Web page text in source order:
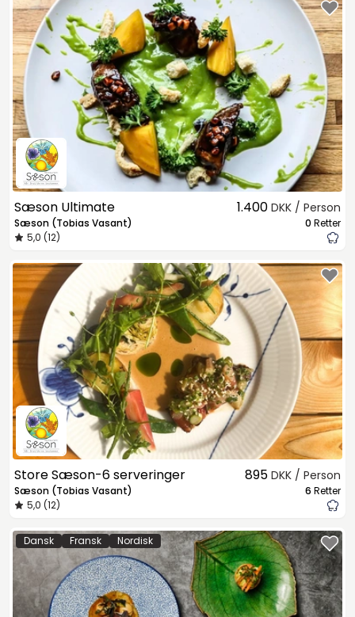
Sæson Ultimate
Sæson (Tobias Vasant)
5,0 (12)
1.400 DKK / Person
0 Retter
Store Sæson-6 serveringer
Sæson (Tobias Vasant)
5,0 (12)
895 DKK / Person
6 Retter
Dansk Fransk Nordisk